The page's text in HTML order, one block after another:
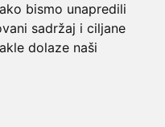
bismo unapredili
sadržaj i ciljane
dolaze naši
prikazani sa